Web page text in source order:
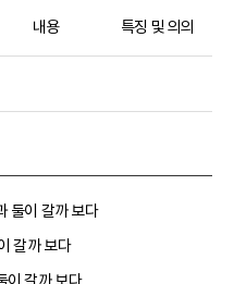
내용 특징 및 의의
둘이 갈까 보다
갈까 보다